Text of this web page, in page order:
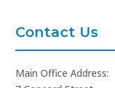
Contact Us
Main Office Address: